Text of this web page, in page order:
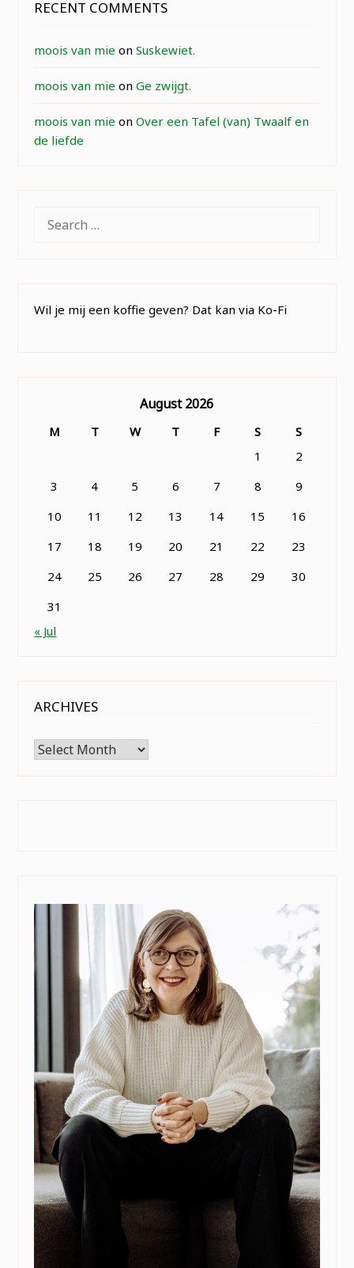
RECENT COMMENTS
moois van mie onSuskewiet.
moois van mie onGe zwijgt.
moois van mie onOver een Tafel (van) Twaalf en
de liefde
FOR:
Wil je mij een koffie geven? Dat kan via Ko-Fi
August 2026
M T W T F S
S
1
2
3
4 5 6 7 8
9
10
11 12 13 14 15
16
17
18 19 20 21 22
23
24
25 26 27 28 29
30
31
« Jul
ARCHIVES
Archives